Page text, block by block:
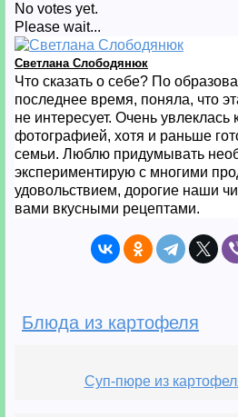
No votes yet.
Please wait...
Светлана Слободянюк
Что сказать о себе? По
последнее время, поняла, что
не интересует. Очень
фотографией, хотя и раньше
семьи. Люблю придумывать
экспериментирую с многими
удовольствием, дорогие наши
вами вкусными рецептами.
Блюда из картофеля
Суп-пюре из